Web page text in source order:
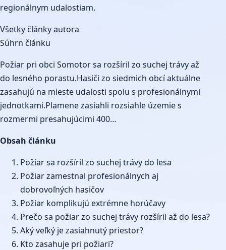
regionálnym udalostiam.
Všetky články autora
Súhrn článku
Požiar pri obci Somotor sa rozšíril zo suchej trávy až
do lesného porastu.Hasiči zo siedmich obcí aktuálne
zasahujú na mieste udalosti spolu s profesionálnymi
jednotkami.Plamene zasiahli rozsiahle územie s
rozmermi presahujúcimi 400…
Obsah článku
Požiar sa rozšíril zo suchej trávy do lesa
Požiar zamestnal profesionálnych aj
dobrovoľných hasičov
Požiar komplikujú extrémne horúčavy
Prečo sa požiar zo suchej trávy rozšíril až do lesa?
Aký veľký je zasiahnutý priestor?
Kto zasahuje pri požiari?